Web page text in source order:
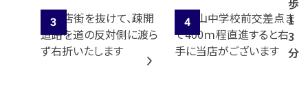
歩
1
3
分